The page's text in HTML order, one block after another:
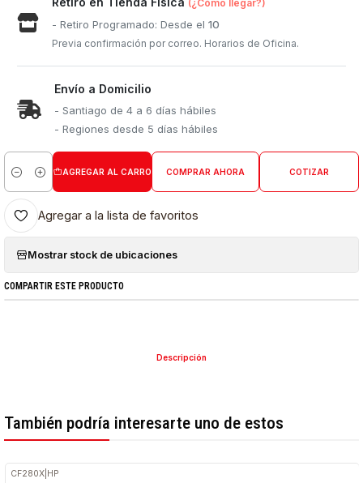
(¿Cómo llegar?)
- Retiro Programado: Desde el10
Previa confirmación por correo. Horarios de Oficina.
Envío a Domicilio
- Santiago de 4 a 6 días hábiles
- Regiones desde 5 días hábiles
Cantidad
AGREGAR AL CARRO COMPRAR AHORA COTIZAR
Agregar a la lista de favoritos
Mostrar stock de ubicaciones
COMPARTIR ESTE PRODUCTO
Descripción
También podría interesarte uno de estos
CF280X HP